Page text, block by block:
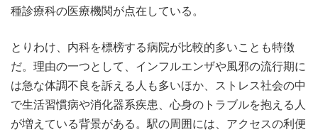
種診療科の医療機関が点在している。
とりわけ、内科を標榜する病院が比較的多いことも特徴
だ。理由の一つとして、インフルエンザや風邪の流行期に
は急な体調不良を訴える人も多いほか、ストレス社会の中
で生活習慣病や消化器系疾患、心身のトラブルを抱える人
が増えている背景がある。駅の周囲には、アクセスの利便